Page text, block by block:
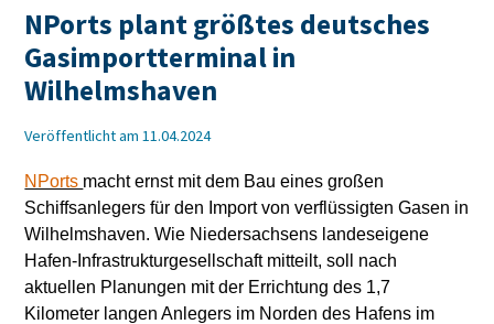
NPorts plant größtes deutsches
Gasimportterminal in
Wilhelmshaven
Veröffentlicht am 11.04.2024
NPorts macht ernst mit dem Bau eines großen
Schiffsanlegers für den Import von verflüssigten Gasen in
Wilhelmshaven. Wie Niedersachsens landeseigene
Hafen-Infrastrukturgesellschaft mitteilt, soll nach
aktuellen Planungen mit der Errichtung des 1,7
Kilometer langen Anlegers im Norden des Hafens im